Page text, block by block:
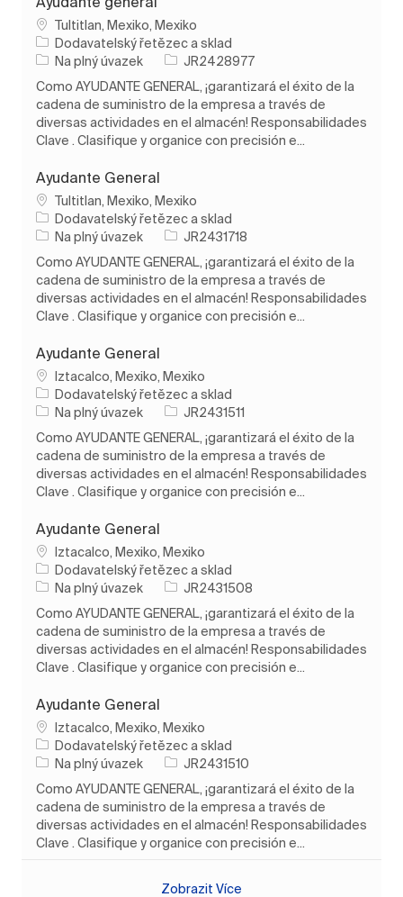
Umístění
Tultitlan, Mexiko, Mexiko
Kategorie
Dodavatelský řetězec a sklad
Typ úlohy
Na plný úvazek ID úlohy
JR2428977
Como AYUDANTE GENERAL, ¡garantizará el éxito de la
cadena de suministro de la empresa a través de
diversas actividades en el almacén! Responsabilidades
Clave . Clasifique y organice con precisión e...
Ayudante General
Umístění
Tultitlan, Mexiko, Mexiko
Kategorie
Dodavatelský řetězec a sklad
Typ úlohy
Na plný úvazek ID úlohy
JR2431718
Como AYUDANTE GENERAL, ¡garantizará el éxito de la
cadena de suministro de la empresa a través de
diversas actividades en el almacén! Responsabilidades
Clave . Clasifique y organice con precisión e...
Ayudante General
Umístění
Iztacalco, Mexiko, Mexiko
Kategorie
Dodavatelský řetězec a sklad
Typ úlohy
Na plný úvazek ID úlohy
JR2431511
Como AYUDANTE GENERAL, ¡garantizará el éxito de la
cadena de suministro de la empresa a través de
diversas actividades en el almacén! Responsabilidades
Clave . Clasifique y organice con precisión e...
Ayudante General
Umístění
Iztacalco, Mexiko, Mexiko
Kategorie
Dodavatelský řetězec a sklad
Typ úlohy
Na plný úvazek ID úlohy
JR2431508
Como AYUDANTE GENERAL, ¡garantizará el éxito de la
cadena de suministro de la empresa a través de
diversas actividades en el almacén! Responsabilidades
Clave . Clasifique y organice con precisión e...
Ayudante General
Umístění
Iztacalco, Mexiko, Mexiko
Kategorie
Dodavatelský řetězec a sklad
Typ úlohy
Na plný úvazek ID úlohy
JR2431510
Como AYUDANTE GENERAL, ¡garantizará el éxito de la
cadena de suministro de la empresa a través de
diversas actividades en el almacén! Responsabilidades
Clave . Clasifique y organice con precisión e...
Zobrazit Více